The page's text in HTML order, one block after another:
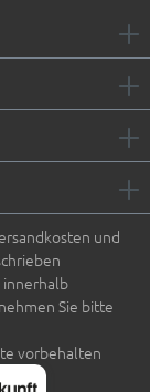
und
Sie bitte
vorbehalten